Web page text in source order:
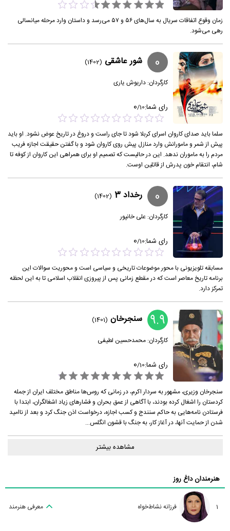
زمان وقوع اتفاقات سریال به سال‌های ۵۶ و ۵۷ می‌رسد و داستان وارد مرحله میانسالی
رهی می‌شود.
0 شور عاشقی (1402)
کارگردان:داریوش یاری
رای شما: 0/10
سلما باید صدای کاروان اسرای کربلا شود تا جای راست و دروغ در تاریخ عوض نشود. او باید
پیش از شمر و مامورانش وارد منازل پیش روی کاروان شود و با گفتن حقیقت اجازه فریب
مردم را به ماموران ندهد. این در حالیست که تصمیم او برای همراهی این کاروان از کوفه تا
شام، انتقام خون پدرش از قاتلین اوست.
0 رخداد 3
(1402)
کارگردان:علی خانپور
رای شما: 0/10
مسابقه تلویزیونی با محور موضوعات تاریخی و سیاسی است و محوریت سوالات این
برنامه تاریخ معاصر است که در مقطع زمانی پس از پیروزی انقلاب اسلامی تا به این لحظه
تمرکز دارد.
9.9 سنجرخان (1401)
کارگردان:محمدحسین لطیفی
رای شما: 0/10
سنجرخان وزیری، مشهور به سردار اکرم، در زمانی که روس‌ها مناطق مختلف ایران از جمله
کردستان را اشغال کرده بودند، با آگاهی از عمق بحران و فشارهای زیاد اشغالگران، ابتدا با
فرستادن نامه‌هایی به حاکم سنندج و کسب اجازه، درخواست اذن جنگ کرد و بعد از ناامید
شدن از حمایت آنها، در آغاز کار، به جنگ با قشون انگلس...
مشاهده بیشتر
هنرمندان داغ روز
1 فرزانه نشاط‌خواه معرفی هنرمند